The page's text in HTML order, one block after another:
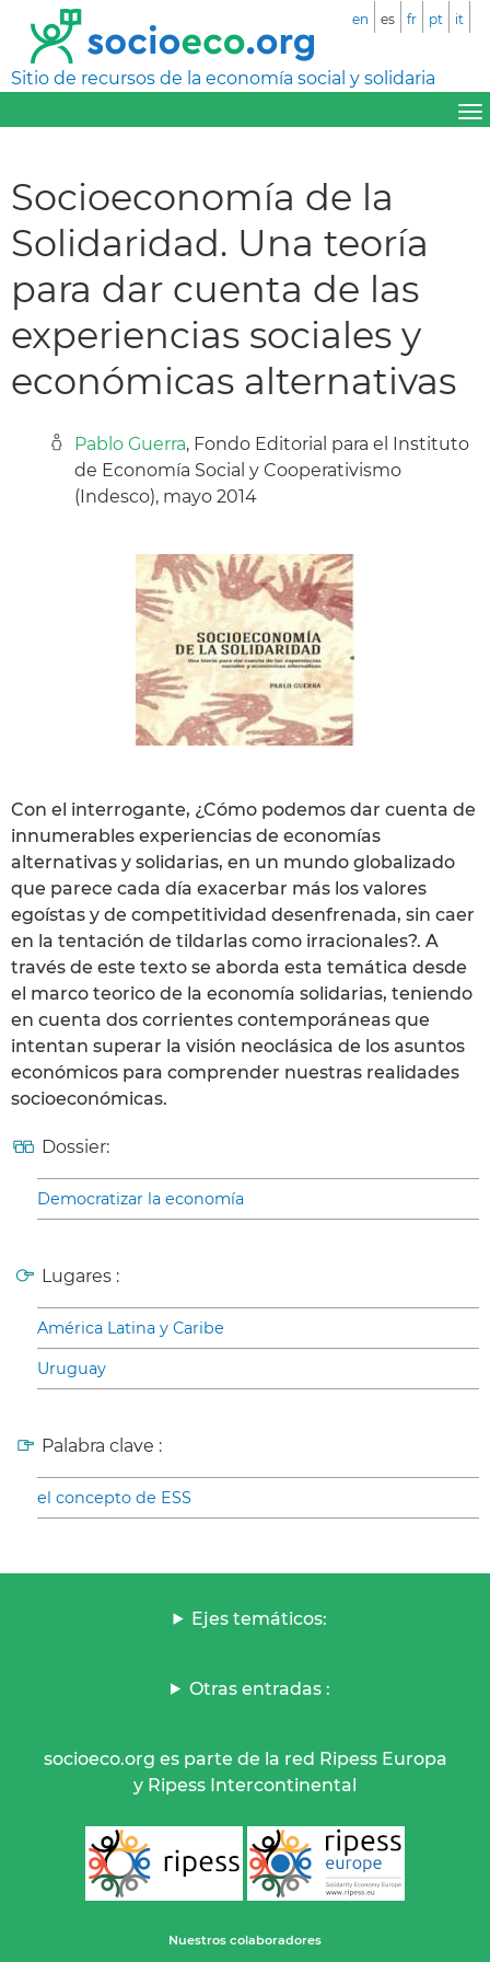
Sitio de recursos de la economía social y solidaria
en es fr pt it
Socioeconomía de la
Solidaridad. Una teoría
para dar cuenta de las
experiencias sociales y
económicas alternativas
Pablo Guerra, Fondo Editorial para el Instituto
de Economía Social y Cooperativismo
(Indesco), mayo 2014
Con el interrogante, ¿Cómo podemos dar cuenta de
innumerables experiencias de economías
alternativas y solidarias, en un mundo globalizado
que parece cada día exacerbar más los valores
egoístas y de competitividad desenfrenada, sin caer
en la tentación de tildarlas como irracionales?. A
través de este texto se aborda esta temática desde
el marco teorico de la economía solidarias, teniendo
en cuenta dos corrientes contemporáneas que
intentan superar la visión neoclásica de los asuntos
económicos para comprender nuestras realidades
socioeconómicas.
Dossier:
Democratizar la economía
Lugares :
América Latina y Caribe
Uruguay
Palabra clave :
el concepto de ESS
Ejes temáticos:
Otras entradas :
socioeco.org es parte de la red Ripess Europa
y Ripess Intercontinental
Nuestros colaboradores